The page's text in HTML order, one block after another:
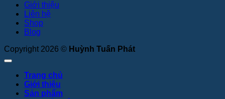
Giới thiệu
Liên hệ
Shop
Blog
Copyright 2026 © Huỳnh Tuấn Phát
Trang chủ
Giới thiệu
Sản phẩm